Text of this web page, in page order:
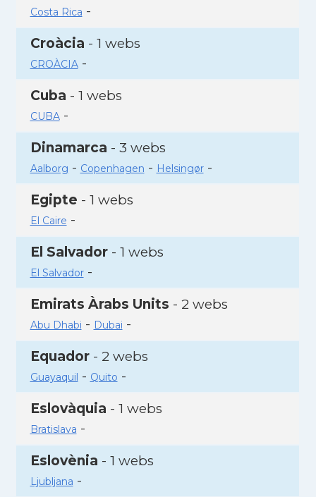
Costa Rica -
Croàcia - 1 webs
CROÀCIA-
Cuba - 1 webs
CUBA-
Dinamarca - 3 webs
Aalborg - Copenhagen - Helsingør-
Egipte - 1 webs
El Caire -
El Salvador- 1 webs
El Salvador-
Emirats Àrabs Units - 2 webs
Abu Dhabi - Dubai -
Equador- 2 webs
Guayaquil - Quito -
Eslovàquia - 1 webs
Bratislava -
Eslovènia - 1 webs
Ljubljana -